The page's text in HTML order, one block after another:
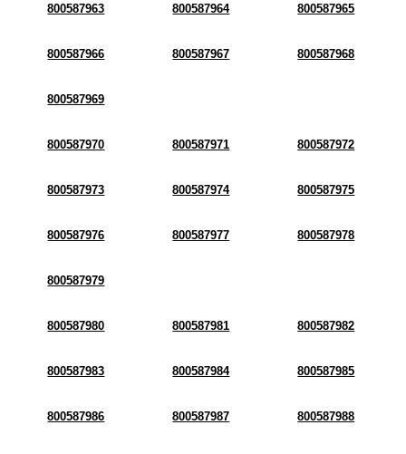
800587963 800587964 800587965
800587966 800587967 800587968
800587969
800587970 800587971 800587972
800587973 800587974 800587975
800587976 800587977 800587978
800587979
800587980 800587981 800587982
800587983 800587984 800587985
800587986 800587987 800587988